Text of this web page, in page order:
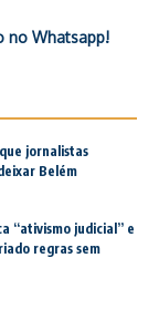
no Whatsapp!
jornalistas
Belém
“ativismo judicial” e
regras sem